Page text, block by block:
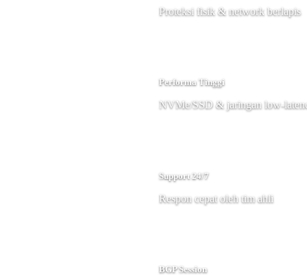
Proteksi fisik & network berlapis
Performa Tinggi
NVMe/SSD & jaringan low-
Support 24/7
Respon cepat oleh tim ahli
BGP Session